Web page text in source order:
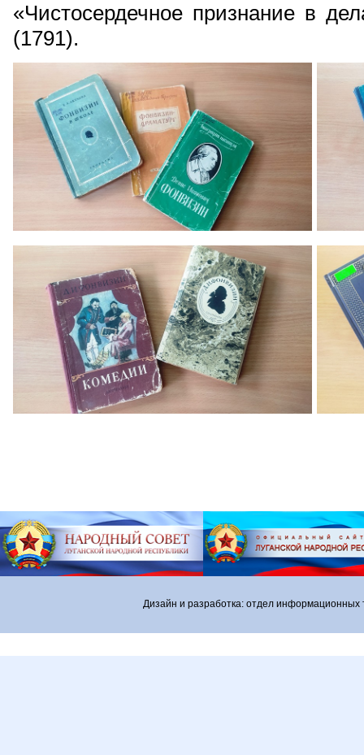
«Чистосердечное признание в
(1791).
Дизайн и разработка: отдел информационных